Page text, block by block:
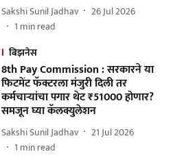
Sakshi Sunil Jadhav
26 Jul 2026
1 min read
बिझनेस
8th Pay Commission : सरकारने या
फिटमेंट फॅक्टरला मंजुरी दिली तर
कर्मचाऱ्यांचा पगार थेट ₹51000 होणार?
समजून घ्या कॅलक्युलेशन
Sakshi Sunil Jadhav
21 Jul 2026
1 min read